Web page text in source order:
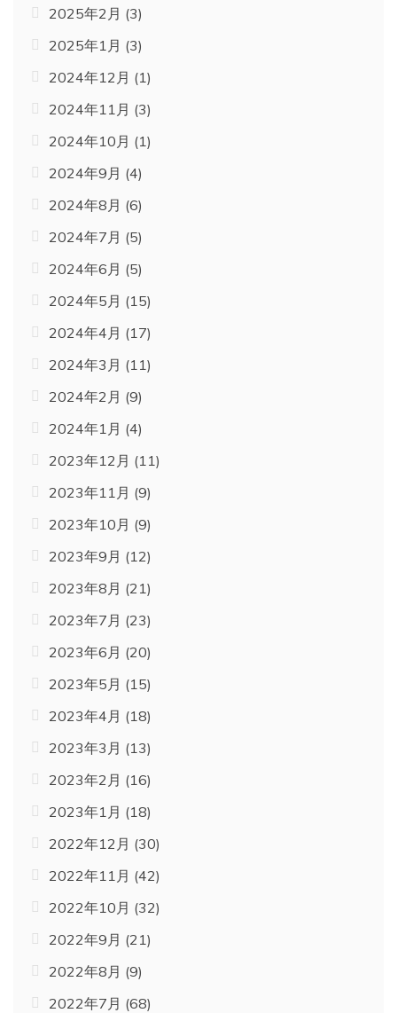
2025年2月 (3)
2025年1月 (3)
2024年12月 (1)
2024年11月 (3)
2024年10月 (1)
2024年9月 (4)
2024年8月 (6)
2024年7月 (5)
2024年6月 (5)
2024年5月 (15)
2024年4月 (17)
2024年3月 (11)
2024年2月 (9)
2024年1月 (4)
2023年12月 (11)
2023年11月 (9)
2023年10月 (9)
2023年9月 (12)
2023年8月 (21)
2023年7月 (23)
2023年6月 (20)
2023年5月 (15)
2023年4月 (18)
2023年3月 (13)
2023年2月 (16)
2023年1月 (18)
2022年12月 (30)
2022年11月 (42)
2022年10月 (32)
2022年9月 (21)
2022年8月 (9)
2022年7月 (68)